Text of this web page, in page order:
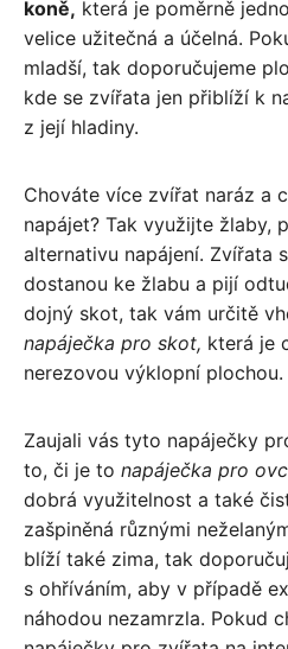
koně, která je poměrně
velice užitečná a účelná.
mladší, tak doporučujeme
kde se zvířata jen přiblíží k
z její hladiny.
Chováte více zvířat naráz a
napájet? Tak využijte žlaby,
alternativu napájení. Zvířata
dostanou ke žlabu a pijí
dojný skot, tak vám určitě
napáječka pro skot, která je
nerezovou výklopní plochou.
Zaujali vás tyto napáječky
to, či je to napáječka pro
dobrá využitelnost a také
zašpiněná různými
blíží také zima, tak
s ohříváním, aby v případě
náhodou nezamrzla. Pokud